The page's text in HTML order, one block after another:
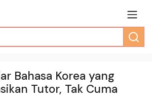
Bahasa Korea yang
Tutor, Tak Cuma